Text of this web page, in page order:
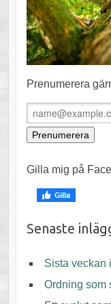
Prenumerera
Gilla mig på
Senaste
Sista veckan
Ordning som